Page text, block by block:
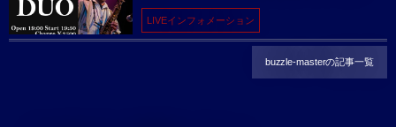
LIVEインフォメーション
buzzle-masterの記事一覧